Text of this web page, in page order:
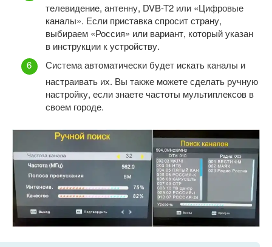
телевидение, антенну, DVB-T2 или «Цифровые
каналы». Если приставка спросит страну,
выбираем «Россия» или вариант, который указан
в инструкции к устройству.
Система автоматически будет искать каналы и
настраивать их. Вы также можете сделать ручную
настройку, если знаете частоты мультиплексов в
своем городе.